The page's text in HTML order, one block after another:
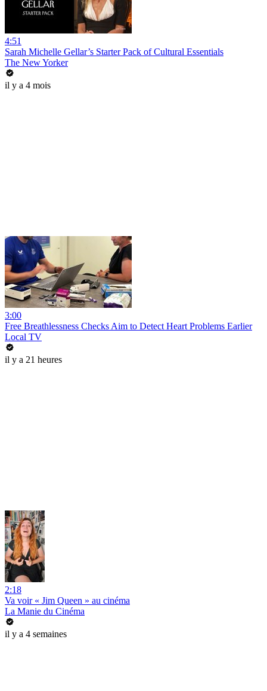
4:51
Sarah Michelle Gellar’s Starter Pack of Cultural Essentials
The New Yorker
il y a 4 mois
3:00
Free Breathlessness Checks Aim to Detect Heart Problems Earlier
Local TV
il y a 21 heures
2:18
Va voir « Jim Queen » au cinéma
La Manie du Cinéma
il y a 4 semaines